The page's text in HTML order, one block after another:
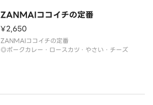
ZANMAIココイチの定番
¥2,650
ZANMAIココイチの定番
◎ポークカレー・ロースカツ・やさい・チーズ